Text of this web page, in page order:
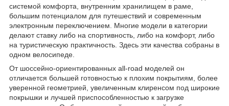
системой комфорта, внутренним хранилищем в раме,
большим потенциалом для путешествий и современным
электронным переключением. Многие модели в категории
делают ставку либо на спортивность, либо на комфорт, либо
на туристическую практичность. Здесь эти качества собраны в
одном велосипеде.
От шоссейно-ориентированных all-road моделей он
отличается большей готовностью к плохим покрытиям, более
уверенной геометрией, увеличенным клиренсом под широкие
покрышки и лучшей приспособленностью к загрузке